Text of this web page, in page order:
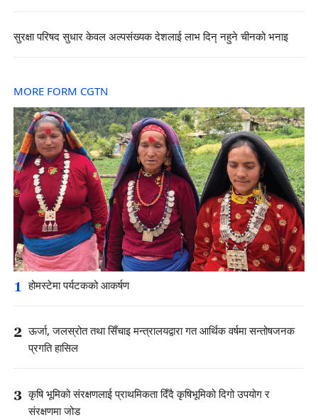
सुरक्षा परिषद सुधार केवल अल्पसंख्यक देशलाई लाभ दिनุ नहुने चीनको भनाइ
MORE FORM CGTN
1 होमस्टेमा पर्यटकको आकर्षण
2 ऊर्जा, जलस्रोत तथा सिँचाइ मन्त्रालयद्वारा गत आर्थिक वर्षमा सन्तोषजनक
प्रगति हासिल
3 कृषि भूमिको संरक्षणलाई प्राथमिकता दिँदै कृषिभूमिको दिगो उपयोग र
संरक्षणमा जोड